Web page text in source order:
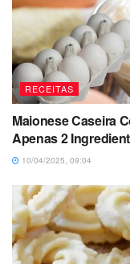
RECEITAS
Maionese Caseira
Apenas 2
10/04/2025, 09:04